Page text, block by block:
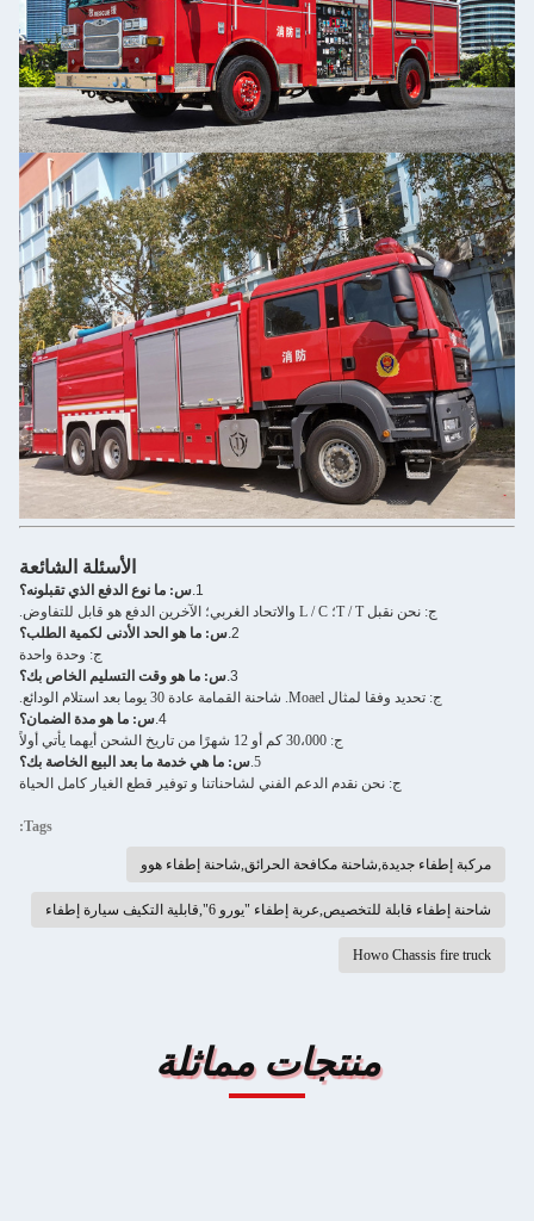
الأسئلة الشائعة
1. س: ما نوع الدفع الذي تقبلونه؟
ج: نحن نقبل T / T؛ L / C والاتحاد الغربي؛ الآخرين الدفع هو قابل للتفاوض.
2. س: ما هو الحد الأدنى لكمية الطلب؟
ج: وحدة واحدة
3. س: ما هو وقت التسليم الخاص بك؟
ج: تحديد وفقا لمثال Moael. شاحنة القمامة عادة 30 يوما بعد استلام الودائع.
4. س: ما هو مدة الضمان؟
ج: 30،000 كم أو 12 شهرًا من تاريخ الشحن أيهما يأتي أولاً
5. س: ما هي خدمة ما بعد البيع الخاصة بك؟
ج: نحن نقدم الدعم الفني لشاحناتنا و توفير قطع الغيار كامل الحياة
Tags:
مركبة إطفاء جديدة,شاحنة مكافحة الحرائق,شاحنة إطفاء هوو
شاحنة إطفاء قابلة للتخصيص,عربة إطفاء "يورو 6",قابلية التكيف سيارة إطفاء
Howo Chassis fire truck
منتجات مماثلة